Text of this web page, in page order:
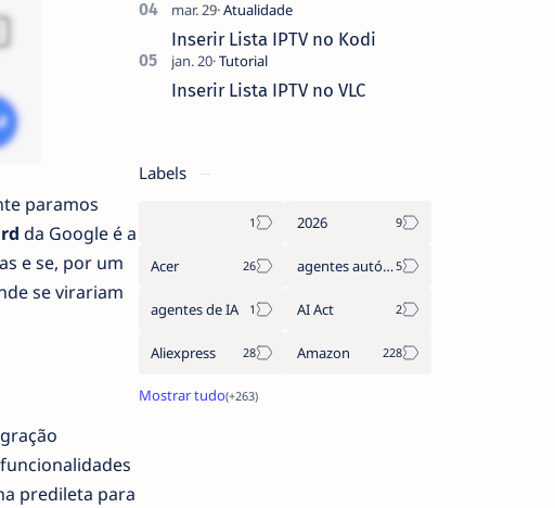
paramos
da Google é a
e se, por um
se virariam
predileta para
Inserir Lista IPTV no Kodi
Inserir Lista IPTV no VLC
Labels
2026
Acer agentes autónomos
agentes de IA AI Act
Aliexpress Amazon